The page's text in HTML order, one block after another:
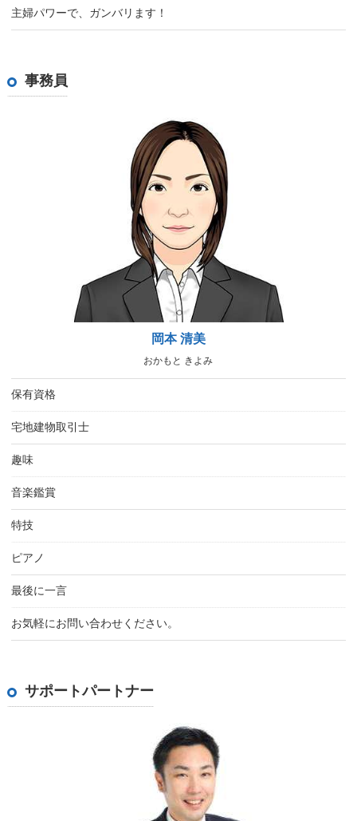
主婦パワーで、ガンバリます！
事務員
岡本 清美
おかもと きよみ
保有資格
宅地建物取引士
趣味
音楽鑑賞
特技
ピアノ
最後に一言
お気軽にお問い合わせください。
サポートパートナー